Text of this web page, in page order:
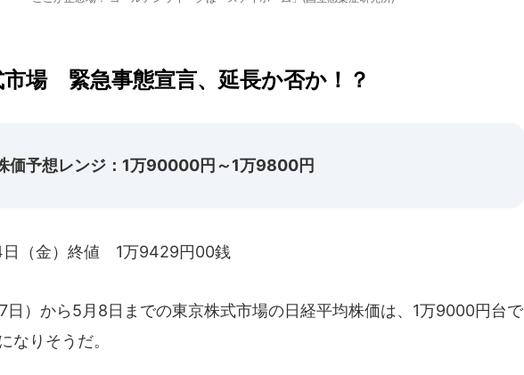
市場 緊急事態宣言、延長か否か！？
価予想レンジ：1万90000円～1万9800円
（金）終値 1万9429円00銭
）から5月8日までの東京株式市場の日経平均株価は、1万9000円台で
なりそうだ。